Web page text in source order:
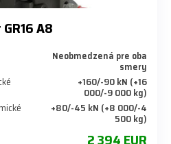
A8
Neobmedzená pre oba
smery
+160/-90 kN (+16
000/-9 000 kg)
+80/-45 kN (+8 000/-4
500 kg)